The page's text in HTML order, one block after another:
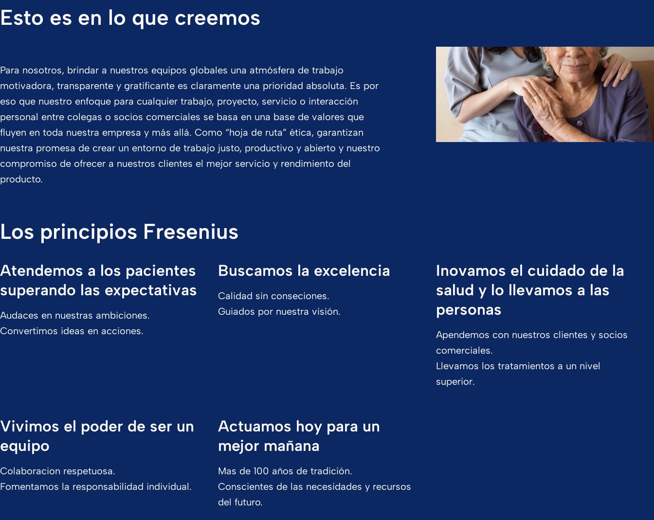
Esto es en lo que creemos
Para nosotros, brindar a nuestros equipos globales una atmósfera de trabajo
motivadora, transparente y gratificante es claramente una prioridad absoluta. Es por
eso que nuestro enfoque para cualquier trabajo, proyecto, servicio o interacción
personal entre colegas o socios comerciales se basa en una base de valores que
fluyen en toda nuestra empresa y más allá. Como “hoja de ruta” ética, garantizan
nuestra promesa de crear un entorno de trabajo justo, productivo y abierto y nuestro
compromiso de ofrecer a nuestros clientes el mejor servicio y rendimiento del
producto.
Los principios Fresenius
Atendemos a los pacientes
superando las expectativas
Audaces en nuestras ambiciones.
Convertimos ideas en acciones.
Buscamos la excelencia
Calidad sin conseciones.
Guiados por nuestra visión.
Inovamos el cuidado de la
salud y lo llevamos a las
personas
Apendemos con nuestros clientes y socios
comerciales.
Llevamos los tratamientos a un nivel
superior.
Vivimos el poder de ser un
equipo
Colaboracion respetuosa.
Fomentamos la responsabilidad individual.
Actuamos hoy para un
mejor mañana
Mas de 100 años de tradición.
Conscientes de las necesidades y recursos
del futuro.